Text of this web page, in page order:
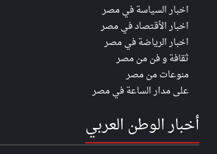
اخبار السياسة في مصر
اخبار الأقتصاد في مصر
اخبار الرياضة في مصر
ثقافة و فن من مصر
منوعات من مصر
على مدار الساعة في مصر
أخبار الوطن العربي